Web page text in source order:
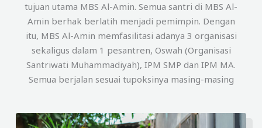
tujuan utama MBS Al-Amin. Semua santri di MBS Al-
Amin berhak berlatih menjadi pemimpin. Dengan
itu, MBS Al-Amin memfasilitasi adanya 3 organisasi
sekaligus dalam 1 pesantren, Oswah (Organisasi
Santriwati Muhammadiyah), IPM SMP dan IPM MA.
Semua berjalan sesuai tupoksinya masing-masing